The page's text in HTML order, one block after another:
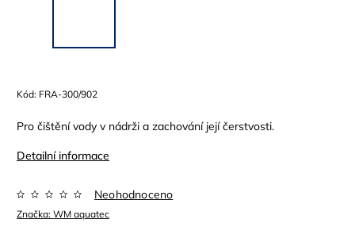
Kód: FRA-300/902
Pro čištění vody v nádrži a zachování její čerstvosti.
Detailní informace
Značka: WM aquatec
Neohodnoceno